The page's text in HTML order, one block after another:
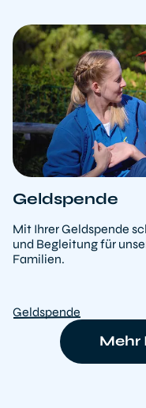
Geldspende
Mit Ihrer Geldspende
und Begleitung für
Familien.
Geldspende
Mehr